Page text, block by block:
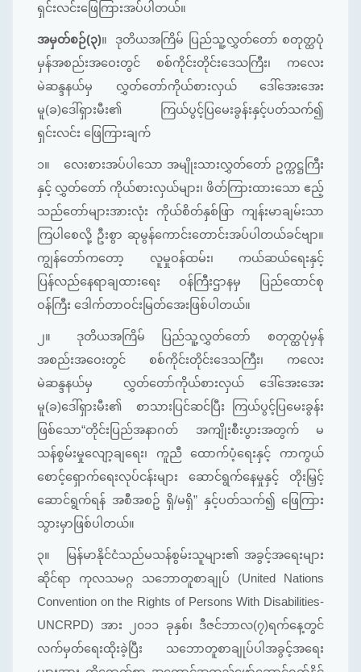
ရှင်းလင်းဖြေကြားအပ်ပါတယ်။
အမှတ်စဉ်(၃)။
ဒုတိယအကြိမ် ပြည်သူ့လွှတ်တော် စတုတ္ထပုံ
မှန်အစည်းအ‌ဝေးတွင် စစ်ကိုင်းတိုင်းဒေသကြီး၊ ကလေး
မဲဆန္ဒနယ်မှ လွှတ်တော်ကိုယ်စားလှယ် ဒေါ်အေးအေး
မူ(ခ)ဒေါ်ရှားမီး၏ ကြယ်ပွင့်ပြမေးခွန်းနှင့်ပတ်သက်၍
ရှင်းလင်း ဖြေကြားချက်
၁။
လေးစားအပ်ပါသော အမျိုးသားလွှတ်တော် ဥက္ကဋ္ဌကြီး
နှင့် လွှတ်တော် ကိုယ်စားလှယ်များ၊ ဖိတ်ကြားထားသော ဧည့်
သည်တော်များအားလုံး ကိုယ်စိတ်နှစ်ဖြာ ကျန်းမာချမ်းသာ
ကြပါစေလို့ ဦးစွာ ဆုမွန်ကောင်းတောင်းအပ်ပါတယ်ခင်ဗျာ။
ကျွန်တော်ကတော့ လူမှုဝန်ထမ်း၊ ကယ်ဆယ်ရေးနှင့်
ပြန်လည်နေရာချထားရေး ဝန်ကြီးဌာနမှ ပြည်ထောင်စု
ဝန်ကြီး ဒေါက်တာဝင်းမြတ်အေးဖြစ်ပါတယ်။
၂။
ဒုတိယအကြိမ် ပြည်သူ့လွှတ်တော် စတုတ္ထပုံမှန်
အစည်းအဝေးတွင် စစ်ကိုင်းတိုင်းဒေသကြီး၊ ကလေး
မဲဆန္ဒနယ်မှ လွှတ်တော်ကိုယ်စားလှယ် ဒေါ်အေးအေး
မူ(ခ)ဒေါ်ရှားမီး၏ စာသားပြင်ဆင်ပြီး ကြယ်ပွင့်ပြမေးခွန်း
ဖြစ်သော“တိုင်းပြည်အနာဂတ် အကျိုးစီးပွားအတွက် မ
သန်စွမ်းမှုလျော့ချရေး၊ ကူညီ ထောက်ပံ့ရေးနှင့် ကာကွယ်
စောင့်ရှောက်ရေးလုပ်ငန်းများ ဆောင်ရွက်နေမှုနှင့် တိုးမြှင့်
ဆောင်ရွက်ရန် အစီအစဥ် ရှိ/မရှိ” နှင့်ပတ်သက်၍ ဖြေကြား
သွားမှာဖြစ်ပါတယ်။
၃။
မြန်မာနိုင်ငံသည်မသန်စွမ်းသူများ၏ အခွင့်အရေးများ
ဆိုင်ရာ ကုလသမဂ္ဂ သဘောတူစာချုပ် (United Nations
Convention on the Rights of Persons With Disabilities-
UNCRPD) အား ၂၀၁၁ ခုနှစ်၊ ဒီဇင်ဘာလ(၇)ရက်နေ့တွင်
လက်မှတ်ရေးထိုးခဲ့ပြီး သဘောတူစာချုပ်ပါအခွင့်အရေး